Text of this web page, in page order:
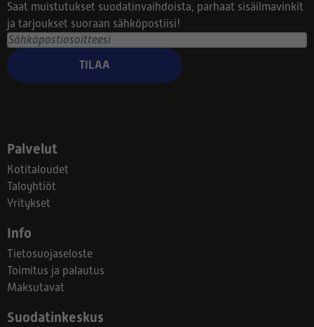
Saat muistutukset suodatinvaihdoista, parhaat sisäilmavinkit
ja tarjoukset suoraan sähköpostiisi!
TILAA
Palvelut
Kotitaloudet
Taloyhtiöt
Yritykset
Info
Tietosuojaseloste
Toimitus ja palautus
Maksutavat
Suodatinkeskus